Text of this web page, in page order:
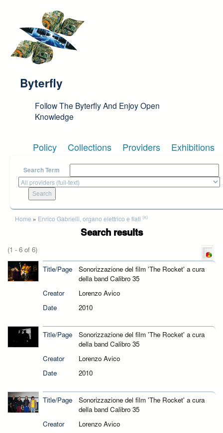
Byterfly
Follow The Byterfly And Enjoy Open
Knowledge
Policy Collections Providers Exhibitions
Search Term
You are here
Home » Enrico Gabrielli, organo elettrico e fiati (x)
Search results
(1 - 6 of 6)
Title/Page
Sonorizzazione del film 'The Rocket' a cura
della band Calibro 35
Creator
Lorenzo Avico
Date
2010
Title/Page
Sonorizzazione del film 'The Rocket' a cura
della band Calibro 35
Creator
Lorenzo Avico
Date
2010
Title/Page
Sonorizzazione del film 'The Rocket' a cura
della band Calibro 35
Creator
Lorenzo Avico